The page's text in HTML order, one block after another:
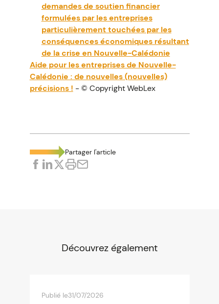
demandes de soutien financier
formulées par les entreprises
particulièrement touchées par les
conséquences économiques résultant
de la crise en Nouvelle-Calédonie
Aide pour les entreprises de Nouvelle-
Calédonie : de nouvelles (nouvelles)
précisions ! - © Copyright WebLex
Partager l'article
Découvrez également
Publié le31/07/2026